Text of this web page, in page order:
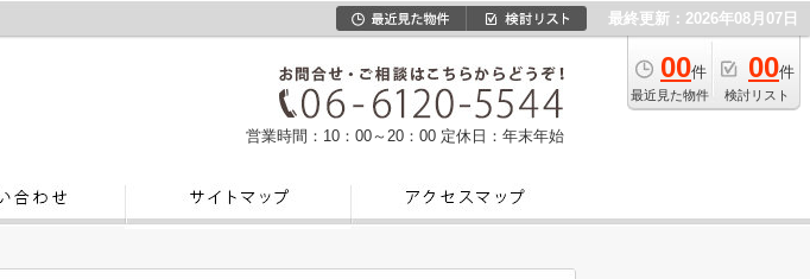
最終更新：2026年08月07日
00件
最近見た物件
00件
検討リスト
営業時間：10：00～20：00 定休日：年末年始